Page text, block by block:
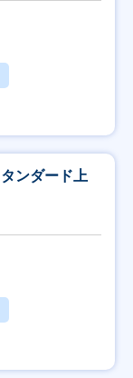
ンダード上